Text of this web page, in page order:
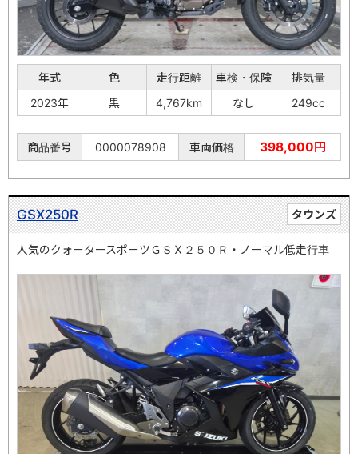
年式 色 走行距離 車検・保険
排気量
2023年
黒 4,767km なし 249cc
商品番号 0000078908 車両価格 398,000円
タウンズ
GSX250R
人気のクォータースポーツＧＳＸ２５０Ｒ・ノーマル低走行車